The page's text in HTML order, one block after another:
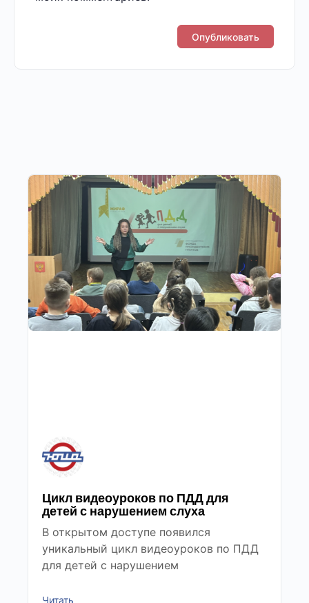
Другие публикации
Цикл видеоуроков по ПДД для
детей с нарушением слуха
В открытом доступе появился
уникальный цикл видеоуроков по ПДД
для детей с нарушением
Читать